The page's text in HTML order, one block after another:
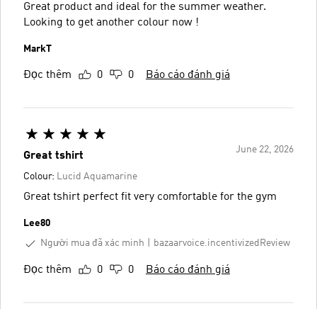
Great product and ideal for the summer weather.
Looking to get another colour now !
MarkT
Đọc thêm 0 0 Báo cáo đánh giá
June 22, 2026
Great tshirt
Colour: Lucid Aquamarine
Great tshirt perfect fit very comfortable for the gym
Lee80
Người mua đã xác minh
bazaarvoice.incentivizedReview
Đọc thêm 0 0 Báo cáo đánh giá